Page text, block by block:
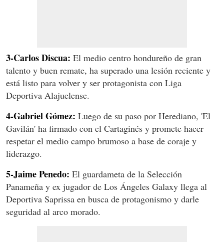
3-Carlos Discua: El medio centro hondureño de gran
talento y buen remate, ha superado una lesión reciente y
está listo para volver y ser protagonista con Liga
Deportiva Alajuelense.
4-Gabriel Gómez: Luego de su paso por Herediano, 'El
Gavilán' ha firmado con el Cartaginés y promete hacer
respetar el medio campo brumoso a base de coraje y
liderazgo.
5-Jaime Penedo: El guardameta de la Selección
Panameña y ex jugador de Los Ángeles Galaxy llega al
Deportiva Saprissa en busca de protagonismo y darle
seguridad al arco morado.